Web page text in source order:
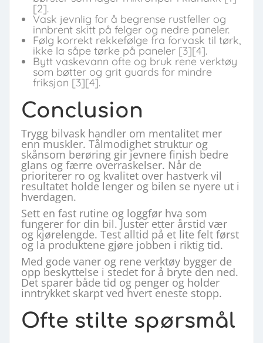
[2].
Vask jevnlig for å begrense rustfeller og
innbrent skitt på felger og nedre paneler.
Følg korrekt rekkefølge fra forvask til tørk,
ikke la såpe tørke på paneler [3][4].
Bytt vaskevann ofte og bruk rene verktøy
som bøtter og grit guards for mindre
friksjon [3][4].
Conclusion
Trygg bilvask handler om mentalitet mer
enn muskler. Tålmodighet struktur og
skånsom berøring gir jevnere finish bedre
glans og færre overraskelser. Når de
prioriterer ro og kvalitet over hastverk vil
resultatet holde lenger og bilen se nyere ut i
hverdagen.
Sett en fast rutine og loggfør hva som
fungerer for din bil. Juster etter årstid vær
og kjørelengde. Test alltid på et lite felt først
og la produktene gjøre jobben i riktig tid.
Med gode vaner og rene verktøy bygger de
opp beskyttelse i stedet for å bryte den ned.
Det sparer både tid og penger og holder
inntrykket skarpt ved hvert eneste stopp.
Ofte stilte spørsmål